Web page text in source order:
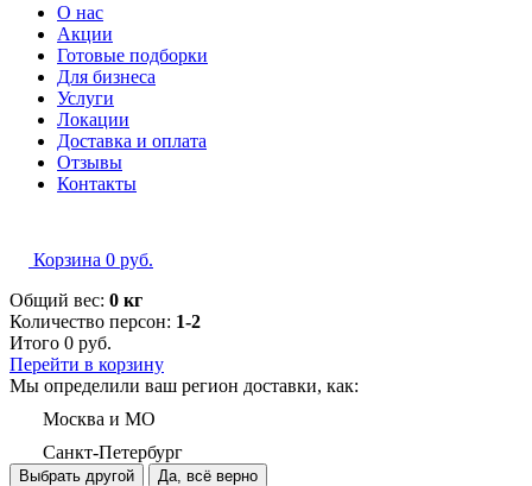
О нас
Акции
Готовые подборки
Для бизнеса
Услуги
Локации
Доставка и оплата
Отзывы
Контакты
Корзина 0 руб.
Общий вес: 0 кг
Количество персон: 1-2
Итого 0 руб.
Перейти в корзину
Мы определили ваш регион доставки, как:
Москва и МО
Санкт-Петербург
Выбрать другой Да, всё верно